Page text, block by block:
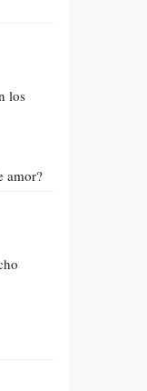
los
amor?